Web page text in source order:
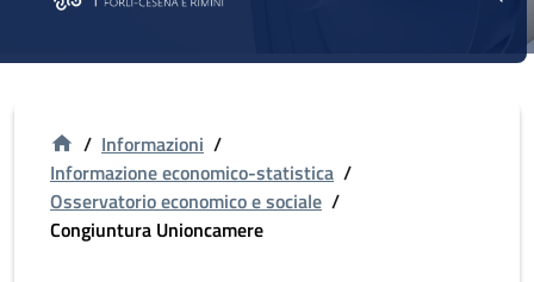
/ Informazioni /
Informazione economico-statistica /
Osservatorio economico e sociale /
Congiuntura Unioncamere